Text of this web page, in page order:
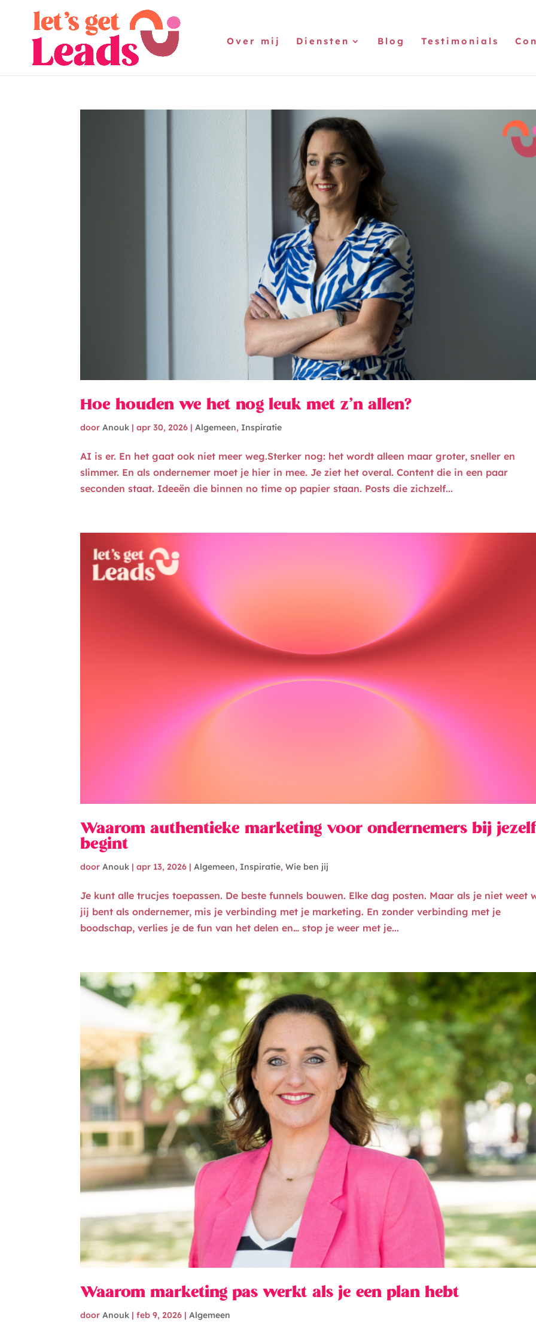
Over mij Diensten Blog Testimonials
Hoe houden we het nog leuk met z’n allen?
doorAnouk |apr 30, 2026 |Algemeen, Inspiratie
AI is er. En het gaat ook niet meer weg.Sterker nog: het wordt alleen maar groter, sneller en
slimmer. En als ondernemer moet je hier in mee. Je ziet het overal. Content die in een paar
seconden staat. Ideeën die binnen no time op papier staan. Posts die zichzelf...
Waarom authentieke marketing voor ondernemers bij
begint
doorAnouk |apr 13, 2026 |Algemeen, Inspiratie,Wie ben jij
Je kunt alle trucjes toepassen. De beste funnels bouwen. Elke dag posten. Maar als je niet weet
jij bent als ondernemer, mis je verbinding met je marketing. En zonder verbinding met je
boodschap, verlies je de fun van het delen en… stop je weer met je...
Waarom marketing pas werkt als je een plan hebt
doorAnouk |feb 9, 2026 |Algemeen